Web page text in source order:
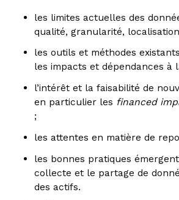
les limites actuelles des
qualité, granularité,
les outils et méthodes
les impacts et dépendances à
l’intérêt et la faisabilité de
en particulier les financed
;
les attentes en matière de
les bonnes pratiques
collecte et le partage de
des actifs.